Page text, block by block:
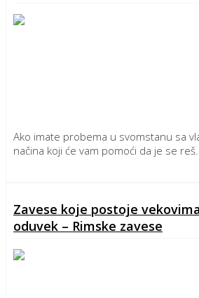
Ako imate probema u svomstanu sa
načina koji će vam pomoći da je se reš...
Zavese koje postoje
oduvek – Rimske zavese